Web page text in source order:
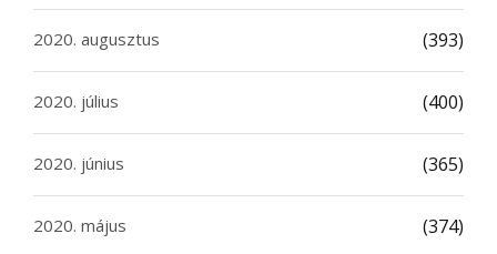
2020. augusztus (393)
2020. július (400)
2020. június (365)
2020. május (374)